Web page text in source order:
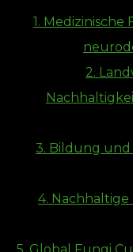
1.
2.
3. Bildung und
4.